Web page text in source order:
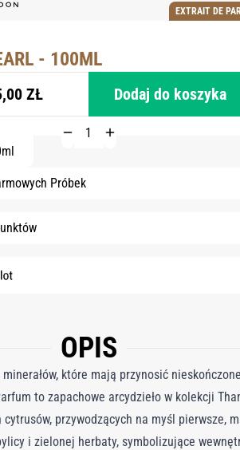
EXTRAIT DE
- 100ML
ZŁ Dodaj do koszyka
Próbek
OPIS
które mają przynosić
to zapachowe arcydzieło w kolekcji
przywodzących na myśl pierwsze,
i zielonej herbaty, symbolizujące